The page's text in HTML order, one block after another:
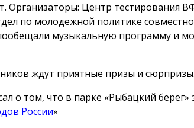
Организаторы: Центр тестирования
по молодежной политике
музыкальную программу и
ждут приятные призы и
о том, что в парке «Рыбацкий берег»
России»